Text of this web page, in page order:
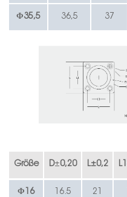
Φ35,5 36,5 37
Größe D±0,20 L±0,2 L1
Φ16 16.5 21